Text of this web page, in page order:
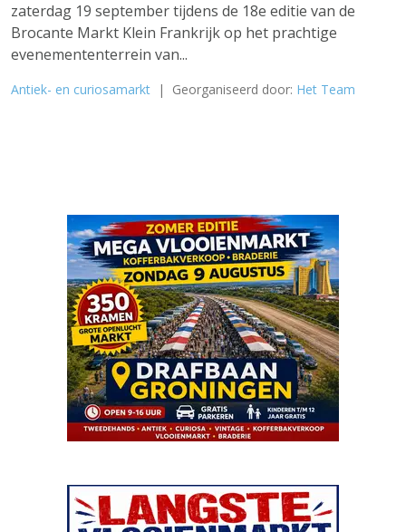
zaterdag 19 september tijdens de 18e editie van de
Brocante Markt Klein Frankrijk op het prachtige
evenemententerrein van...
Antiek- en curiosamarkt | Georganiseerd door: Het Team